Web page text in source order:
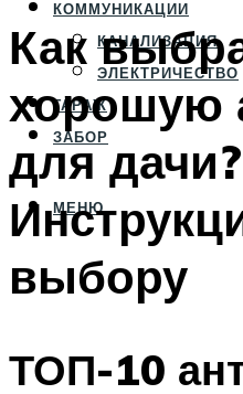
КОММУНИКАЦИИ
КАНАЛИЗАЦИЯ
ЭЛЕКТРИЧЕСТВО
ГАРАЖ
ЗАБОР
МЕНЮ
Как
хорошую
для дачи?
выбору
ТОП-10